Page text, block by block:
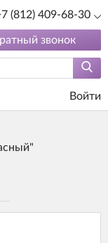
(812) 409-68-30
звонок
Войти